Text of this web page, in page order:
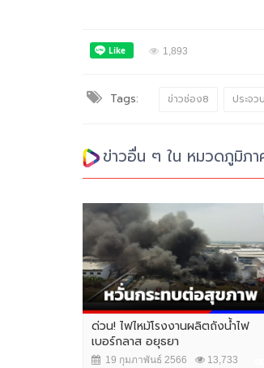
1,893
Tags: ข่าวช่อง8 ประจ
ข่าวอื่น ๆ ใน หมวดภูมิภา
ด่วน! ไฟไหม้โรงงานผลิตถังน้ำไฟ
เบอร์กลาส อยุธยา
19 กุมภาพันธ์ 2566 13,733